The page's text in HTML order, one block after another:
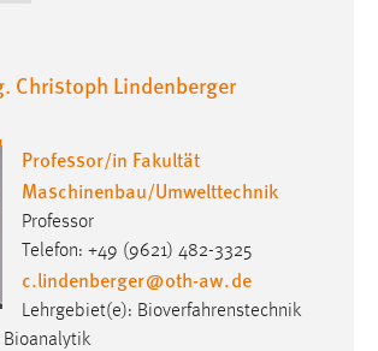
Christoph Lindenberger
Professor/in Fakultät
Maschinenbau/Umwelttechnik
Professor
Telefon: +49 (9621) 482-3325
c.lindenberger@oth-aw.de
Lehrgebiet(e): Bioverfahrenstechnik
Bioanalytik